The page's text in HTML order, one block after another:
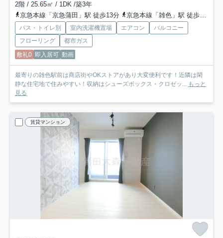
2階 / 25.65㎡ / 1DK /築3年
京急本線「京急蒲田」駅 徒歩13分
京急本線「雑色」駅 徒歩10分
バス・トイレ別 室内洗濯機置場 エアコン
バルコニー
フローリング
都市ガス
敷礼0 即入居可 動画
最寄りの雑色駅前は商店街やOKストアがあり大変便利です！近隣は閑
静な住宅地で住みやすい！収納はシューズボックス・クロゼッ... もっと
見る
賃貸マンション